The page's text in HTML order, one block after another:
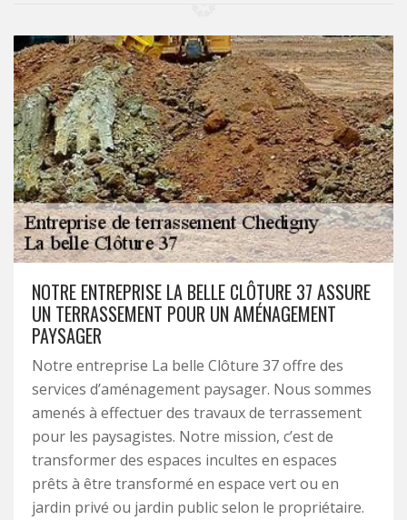
NOTRE ENTREPRISE LA BELLE CLÔTURE 37 ASSURE
UN TERRASSEMENT POUR UN AMÉNAGEMENT
PAYSAGER
Notre entreprise La belle Clôture 37 offre des
services d’aménagement paysager. Nous sommes
amenés à effectuer des travaux de terrassement
pour les paysagistes. Notre mission, c’est de
transformer des espaces incultes en espaces
prêts à être transformé en espace vert ou en
jardin privé ou jardin public selon le propriétaire.